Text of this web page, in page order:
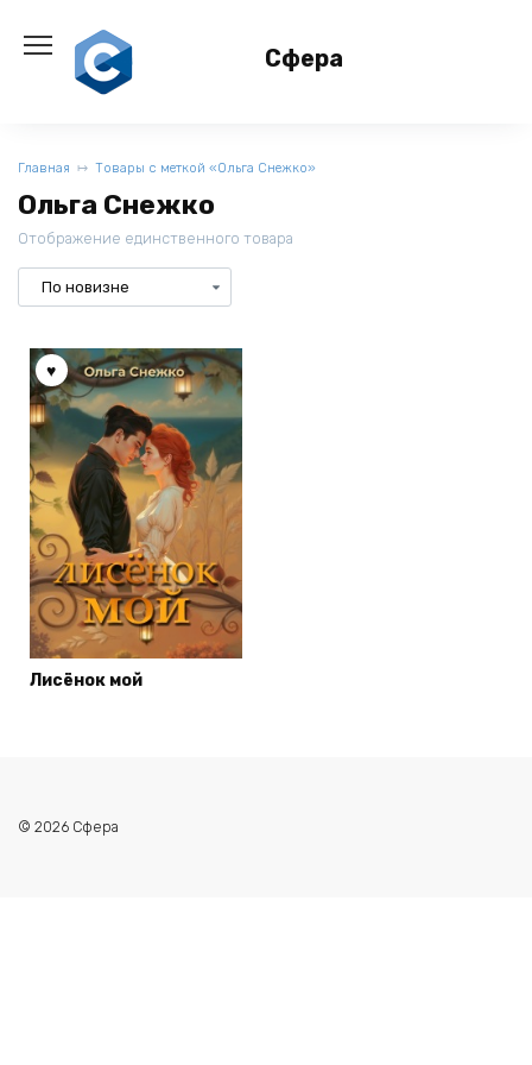
содержанию
Сфера
Главная Товары с меткой «Ольга Снежко»
Ольга Снежко
Отображение единственного товара
Лисёнок мой
© 2026 Сфера